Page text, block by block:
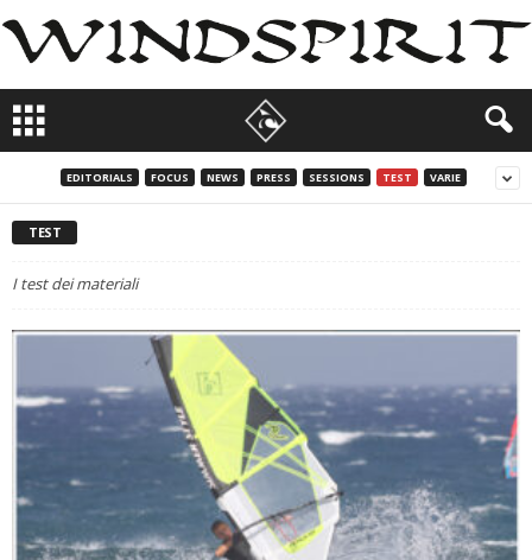
EDITORIALS FOCUS NEWS PRESS SESSIONS TEST VARIE
TEST
I test dei materiali